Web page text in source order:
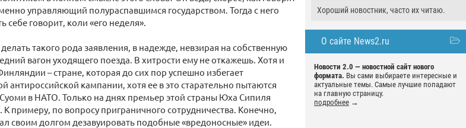
Хороший новостник, часто их читаю.
О сайте News2.ru
Новости 2.0 — новостной сайт нового
формата. Вы сами выбираете интересные и
актуальные темы. Самые лучшие попадают
на главную страницу.
подробнее →
управляющий полураспавшимся государством. Тогда с него
себе говорит, коли «его неделя».
такого рода заявления, в надежде, невзирая на собственную
вагон уходящего поезда. В хитрости ему не откажешь. Хотя и
– стране, которая до сих пор успешно избегает
антироссийской кампании, хотя ее в это старательно пытаются
в НАТО. Только на днях премьер этой страны Юха Сипиля
К примеру, по вопросу приграничного сотрудничества. Конечно,
своим долгом дезавуировать подобные «вредоносные» идеи.